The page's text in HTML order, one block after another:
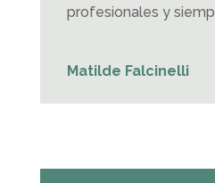
profesionales y
Matilde Falcinelli